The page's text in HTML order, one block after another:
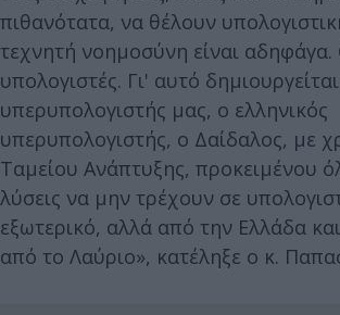
πιθανότατα, να θέλουν
τεχνητή νοημοσύνη είναι αδηφάγα.
υπολογιστές. Γι' αυτό
υπερυπολογιστής μας, ο ελληνικός
υπερυπολογιστής, ο Δαίδαλος, με
Ταμείου Ανάπτυξης, προκειμένου
λύσεις να μην τρέχουν σε
εξωτερικό, αλλά από την Ελλάδα
από το Λαύριο», κατέληξε ο κ.